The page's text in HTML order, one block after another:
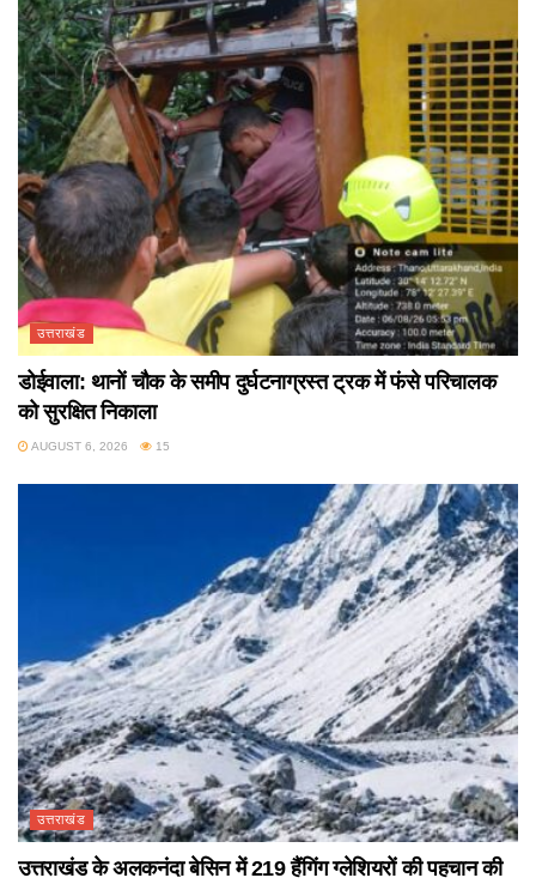
उत्तराखंड
डोईवाला: थानों चौक के समीप दुर्घटनाग्रस्त ट्रक में फंसे परिचालक
को सुरक्षित निकाला
AUGUST 6, 2026 15
उत्तराखंड
उत्तराखंड के अलकनंदा बेसिन में 219 हैंगिंग ग्लेशियरों की पहचान की